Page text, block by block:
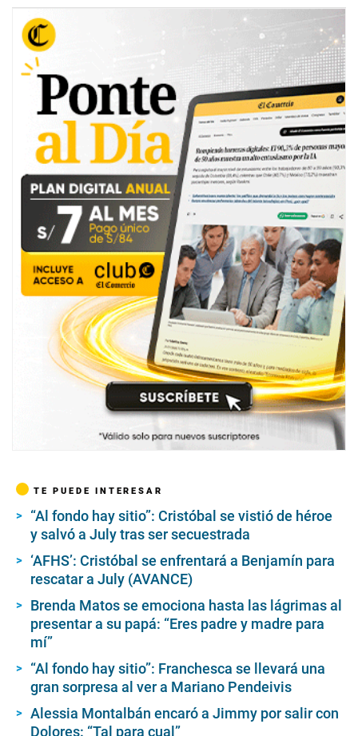
TE PUEDE INTERESAR
“Al fondo hay sitio”: Cristóbal se vistió de héroe
y salvó a July tras ser secuestrada
‘AFHS’: Cristóbal se enfrentará a Benjamín para
rescatar a July (AVANCE)
Brenda Matos se emociona hasta las lágrimas al
presentar a su papá: “Eres padre y madre para
mí”
“Al fondo hay sitio”: Franchesca se llevará una
gran sorpresa al ver a Mariano Pendeivis
Alessia Montalbán encaró a Jimmy por salir con
Dolores: “Tal para cual”